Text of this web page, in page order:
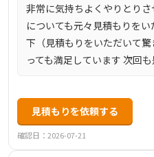
非常に気持ちよくやりとり
についても元々見積もりを
下（見積もりをいただいて
っても満足しています 次回
見積もりを依頼する
確認日：2026-07-21